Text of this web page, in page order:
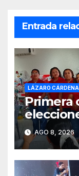
Entrada
LÁZARO
Primera
Ocampo
el
AGO 8, 2026